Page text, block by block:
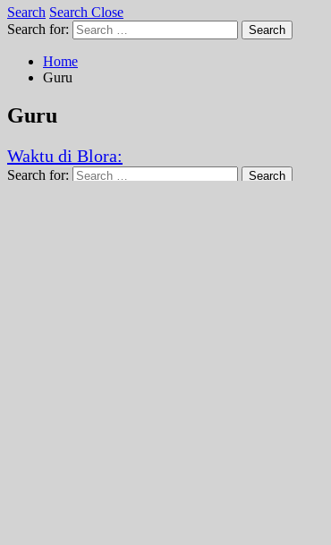
Search Search Close
Search for:
Search
Home
Guru
Guru
Waktu di Blora:
Search for: Search